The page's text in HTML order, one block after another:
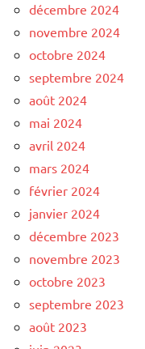
décembre 2024
novembre 2024
octobre 2024
septembre 2024
août 2024
mai 2024
avril 2024
mars 2024
février 2024
janvier 2024
décembre 2023
novembre 2023
octobre 2023
septembre 2023
août 2023